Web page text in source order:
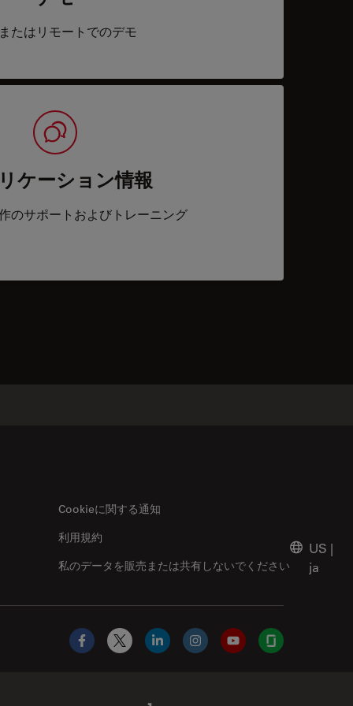
たはリモートでのデモ
ケーション情報
のサポートおよびトレーニング
Cookieに関する通知
私のデータを販売または共有しないでください
利用規約
US |
ja
Facebook
X LinkedInInstagramYouTubeGlassdoor